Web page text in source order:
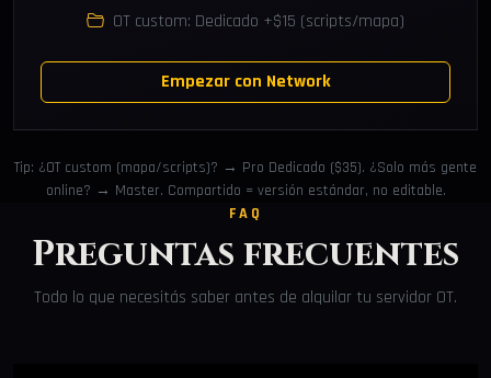
OT custom: Dedicado +$15 (scripts/mapa)
Empezar con Network
Tip: ¿OT custom (mapa/scripts)? → Pro Dedicado ($35). ¿Solo más gente
online? → Master. Compartido = versión estándar, no editable.
FAQ
Preguntas frecuentes
Todo lo que necesitás saber antes de alquilar tu servidor OT.